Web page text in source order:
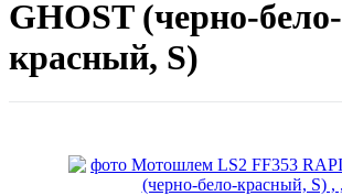
GHOST (черно-бело-
красный, S)